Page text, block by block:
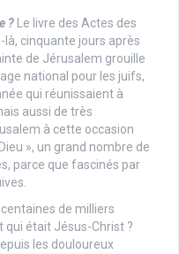
? Le livre des Actes des
cinquante jours après
de Jérusalem grouille
national pour les juifs,
qui réunissaient à
aussi de très
à cette occasion
», un grand nombre de
parce que fascinés par
de milliers
qui était Jésus-Christ ?
les douloureux